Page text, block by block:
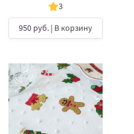
3
950 руб. | В корзину